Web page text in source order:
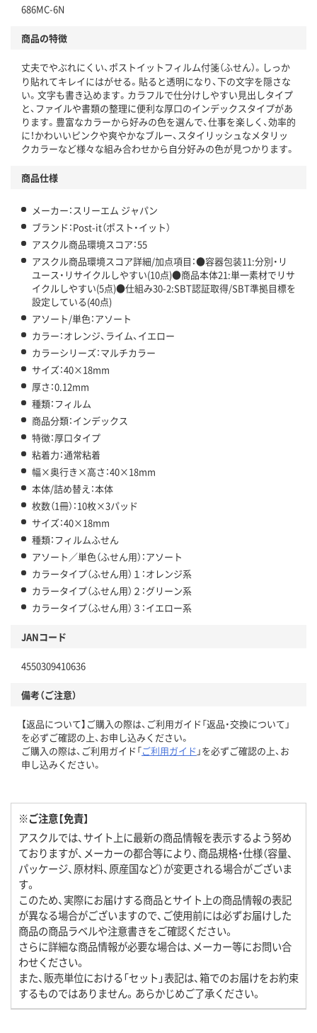
仕組
この商品の環境配慮ポイントです。下記商品詳細「
アスクル商品環境スコア詳細／加点項目
」で確認できます。
686MC-6N
商品の特徴
丈夫でやぶれにくい、ポストイットフィルム付箋（ふせん）。しっか
り貼れてキレイにはがせる。貼ると透明になり、下の文字を隠さな
い。文字も書き込めます。カラフルで仕分けしやすい見出しタイプ
と、ファイルや書類の整理に便利な厚口のインデックスタイプがあ
ります。豊富なカラーから好みの色を選んで、仕事を楽しく、効率的
に！かわいいピンクや爽やかなブルー、スタイリッシュなメタリッ
クカラーなど様々な組み合わせから自分好みの色が見つかります。
商品仕様
メーカー：スリーエム ジャパン
ブランド：Post-it（ポスト・イット）
アスクル商品環境スコア：55
アスクル商品環境スコア詳細/加点項目：●容器包装11:分別・リ
ユース・リサイクルしやすい(10点)●商品本体21:単一素材でリサ
イクルしやすい(5点)●仕組み30-2:SBT認証取得/SBT準拠目標を
設定している(40点)
アソート/単色：アソート
カラー：オレンジ、ライム、イエロー
カラーシリーズ：マルチカラー
サイズ：40×18mm
厚さ：0.12mm
種類：フィルム
商品分類：インデックス
特徴：厚口タイプ
粘着力：通常粘着
幅×奥行き×高さ：40×18mm
本体/詰め替え：本体
枚数（1冊）：10枚×3パッド
サイズ：40×18mm
種類：フィルムふせん
アソート／単色（ふせん用）：アソート
カラータイプ（ふせん用）１：オレンジ系
カラータイプ（ふせん用）２：グリーン系
カラータイプ（ふせん用）３：イエロー系
JANコード
4550309410636
備考（ご注意）
【返品について】ご購入の際は、ご利用ガイド「返品・交換について」
を必ずご確認の上、お申し込みください。
ご購入の際は、ご利用ガイド「ご利用ガイド 」を必ずご確認の上、お
申し込みください。
※ご注意【免責】
アスクルでは、サイト上に最新の商品情報を表示するよう努め
ておりますが、メーカーの都合等により、商品規格・仕様（容量、
パッケージ、原材料、原産国など）が変更される場合がございま
す。
このため、実際にお届けする商品とサイト上の商品情報の表記
が異なる場合がございますので、ご使用前には必ずお届けした
商品の商品ラベルや注意書きをご確認ください。
さらに詳細な商品情報が必要な場合は、メーカー等にお問い合
わせください。
また、販売単位における「セット」表記は、箱でのお届けをお約束
するものではありません。あらかじめご了承ください。